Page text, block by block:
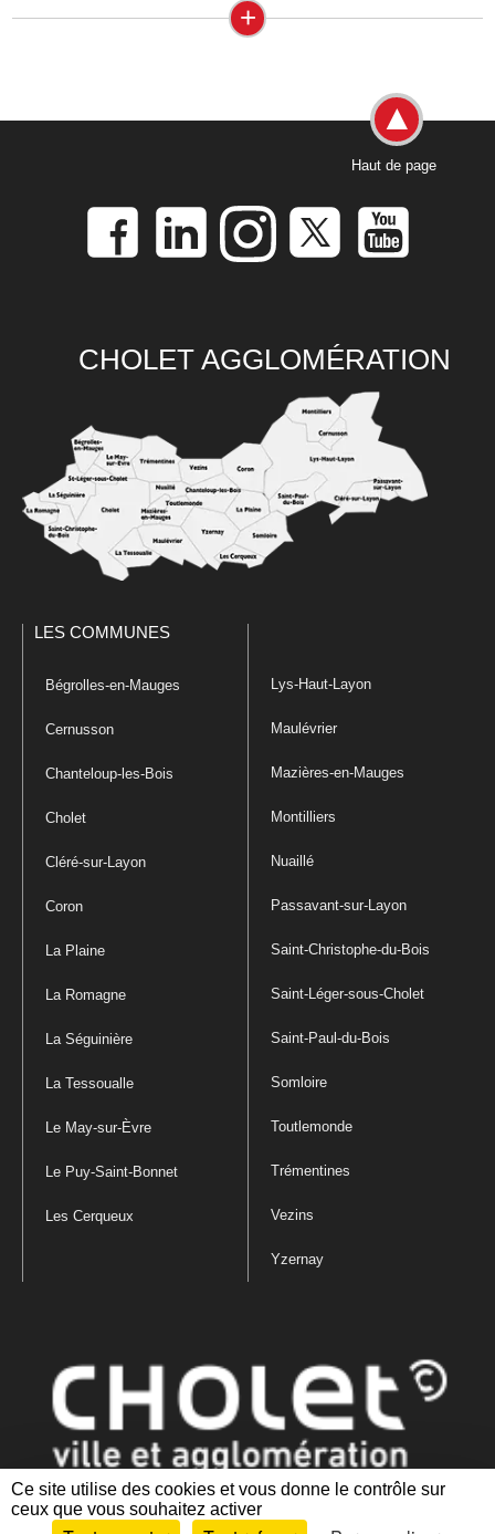
Ce site utilise des cookies et vous donne le contrôle sur
ceux que vous souhaitez activer
+
Haut de page
CHOLET AGGLOMÉRATION
LES COMMUNES
Bégrolles-en-Mauges
Cernusson
Chanteloup-les-Bois
Cholet
Cléré-sur-Layon
Coron
La Plaine
La Romagne
La Séguinière
La Tessoualle
Le May-sur-Èvre
Le Puy-Saint-Bonnet
Les Cerqueux
Lys-Haut-Layon
Maulévrier
Mazières-en-Mauges
Montilliers
Nuaillé
Passavant-sur-Layon
Saint-Christophe-du-Bois
Saint-Léger-sous-Cholet
Saint-Paul-du-Bois
Somloire
Toutlemonde
Trémentines
Vezins
Yzernay
Mentions légales|Politique de confidentialité